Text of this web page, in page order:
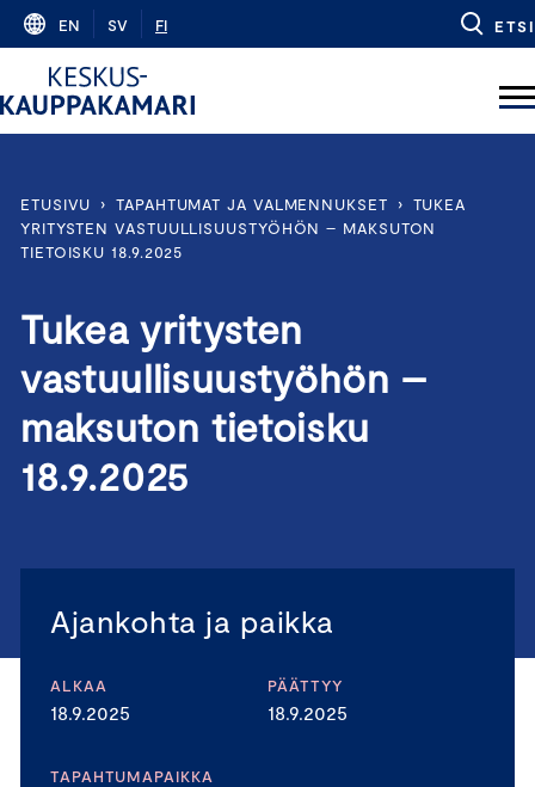
Skip
content
EN SV FI ETSI
ETUSIVU › TAPAHTUMAT JA VALMENNUKSET › TUKEA
YRITYSTEN VASTUULLISUUSTYÖHÖN – MAKSUTON
TIETOISKU 18.9.2025
Tukea yritysten
vastuullisuustyöhön –
maksuton tietoisku
18.9.2025
Ajankohta ja paikka
ALKAA
18.9.2025
PÄÄTTYY
18.9.2025
TAPAHTUMAPAIKKA